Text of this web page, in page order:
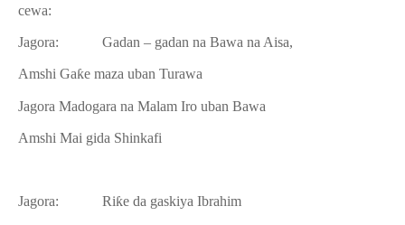
cewa:
Jagora: Gadan – gadan na Bawa na Aisa,
Amshi Gaƙe maza uban Turawa
Jagora Madogara na Malam Iro uban Bawa
Amshi Mai gida Shinkafi
Jagora: Riƙe da gaskiya Ibrahim